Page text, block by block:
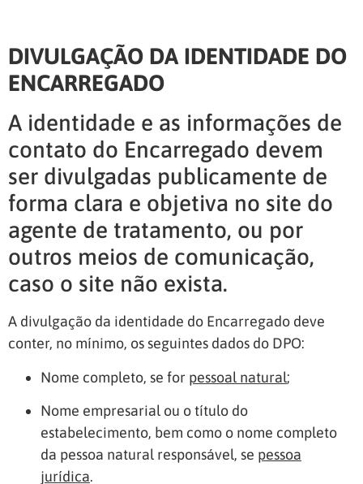
DIVULGAÇÃO DA IDENTIDADE DO
ENCARREGADO
A identidade e as informações de
contato do Encarregado devem
ser divulgadas publicamente de
forma clara e objetiva no site do
agente de tratamento, ou por
outros meios de comunicação,
caso o site não exista.
A divulgação da identidade do Encarregado deve
conter, no mínimo, os seguintes dados do DPO:
Nome completo, se for pessoal natural;
Nome empresarial ou o título do
estabelecimento, bem como o nome completo
da pessoa natural responsável, se pessoa
jurídica.